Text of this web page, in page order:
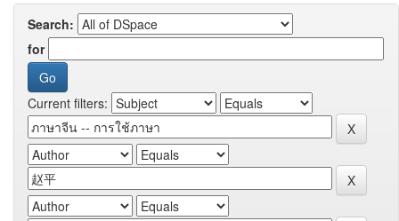
Search:
for
Current filters: